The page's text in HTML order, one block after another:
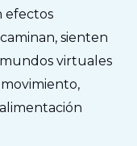
efectos
sienten
virtuales